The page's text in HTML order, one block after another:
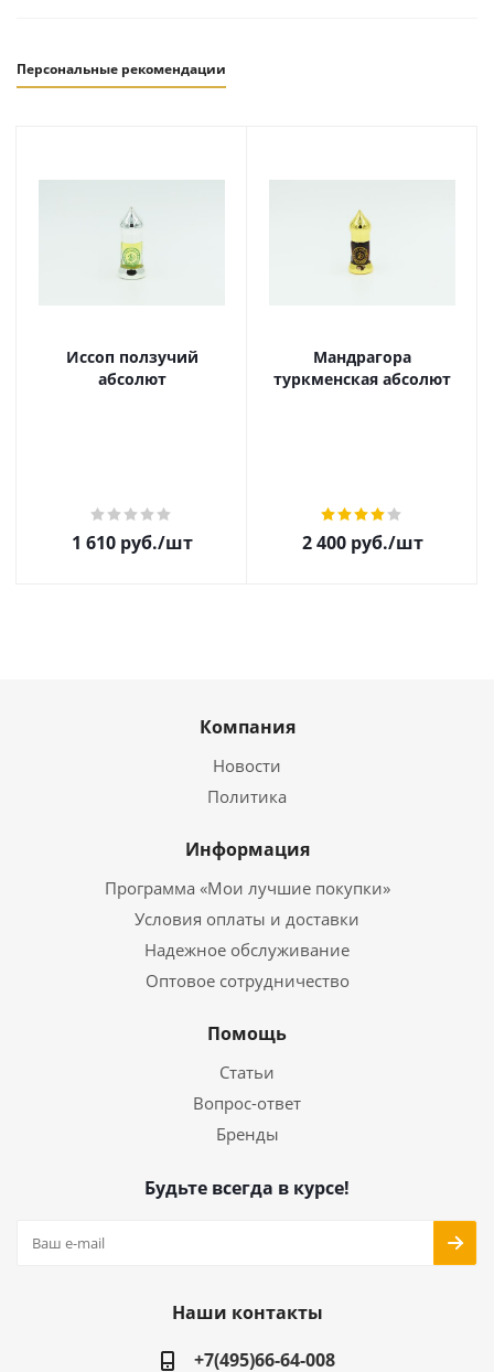
Персональные рекомендации
Иссоп ползучий
абсолют
1 610руб./шт
Мандрагора
туркменская абсолют
2 400руб./шт
Компания
Новости
Политика
Информация
Программа «Мои лучшие покупки»
Условия оплаты и доставки
Надежное обслуживание
Оптовое сотрудничество
Помощь
Статьи
Вопрос-ответ
Бренды
Будьте всегда в курсе!
Наши контакты
+7(495)66-64-008